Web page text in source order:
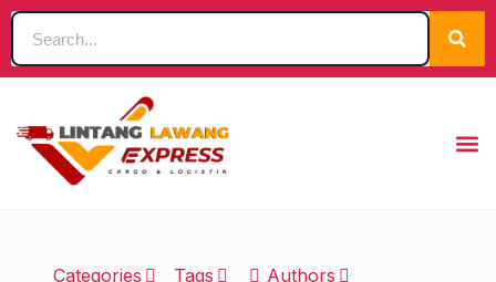
Categories Tags
Authors